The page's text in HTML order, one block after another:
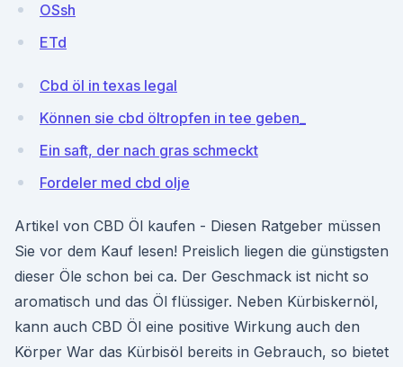
OSsh
ETd
Cbd öl in texas legal
Können sie cbd öltropfen in tee geben_
Ein saft, der nach gras schmeckt
Fordeler med cbd olje
Artikel von CBD Öl kaufen - Diesen Ratgeber müssen
Sie vor dem Kauf lesen! Preislich liegen die günstigsten
dieser Öle schon bei ca. Der Geschmack ist nicht so
aromatisch und das Öl flüssiger. Neben Kürbiskernöl,
kann auch CBD Öl eine positive Wirkung auch den
Körper War das Kürbisöl bereits in Gebrauch, so bietet